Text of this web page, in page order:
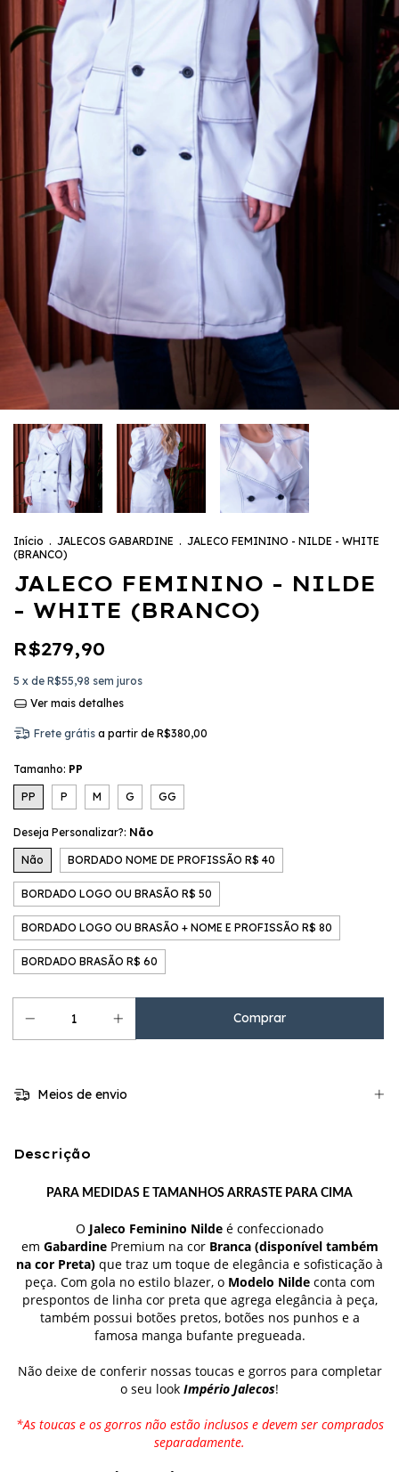
Início . JALECOS GABARDINE . JALECO FEMININO - NILDE - WHITE
(BRANCO)
JALECO FEMININO - NILDE
- WHITE (BRANCO)
R$279,90
5 x de R$55,98 sem juros
Ver mais detalhes
Frete grátis a partir de R$380,00
Tamanho: PP
PP P M G GG
Deseja Personalizar?: Não
Não BORDADO NOME DE PROFISSÃO R$ 40
BORDADO LOGO OU BRASÃO R$ 50
BORDADO LOGO OU BRASÃO + NOME E PROFISSÃO R$ 80
BORDADO BRASÃO R$ 60
Meios de envio
Descrição
PARA MEDIDAS E TAMANHOS ARRASTE PARA CIMA
O Jaleco Feminino Nilde é confeccionado
em GabardinePremium na cor Branca (disponível também
na cor Preta) que traz um toque de elegância e sofisticação à
peça. Com gola no estilo blazer, o Modelo Nildeconta com
prespontos de linha cor preta que agrega elegância à peça,
também possui botões pretos, botões nos punhos e a
famosa manga bufante pregueada.
Não deixe de conferir nossas toucas e gorros para completar
o seu look Império Jalecos!
*As toucas e os gorros não estão inclusos e devem ser comprados
separadamente.